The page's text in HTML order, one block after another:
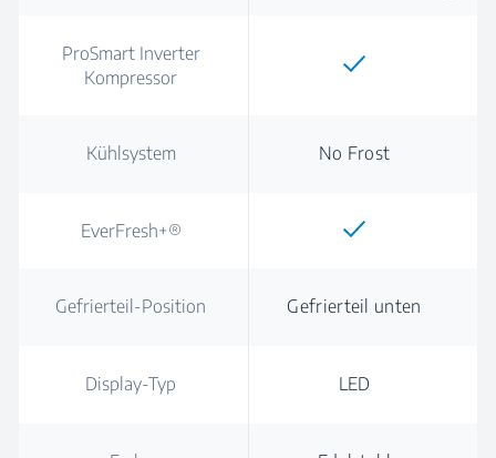
ProSmart Inverter
Kompressor
Kühlsystem No Frost
EverFresh+®
Gefrierteil-Position Gefrierteil unten
Display-Typ LED